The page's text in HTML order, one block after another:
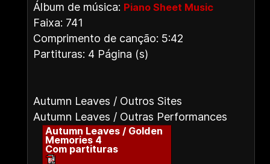
Álbum de música: Piano Sheet Music
Faixa: 741
Comprimento de canção: 5:42
Partituras: 4 Página (s)
Autumn Leaves / Outros Sites
Autumn Leaves / Outras Performances
Autumn Leaves / Golden
Memories 4
Com partituras